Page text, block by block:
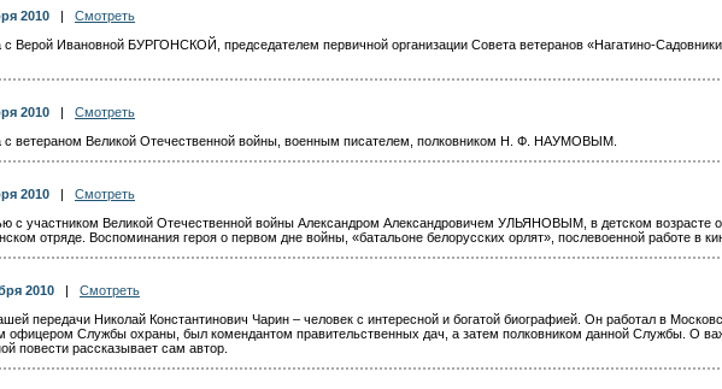
2010
Смотреть
с Верой Ивановной БУРГОНСКОЙ, председателем первичной организации Совета ветеранов «Нагатино-
2010
Смотреть
с ветераном Великой Отечественной войны, военным писателем, полковником Н. Ф. НАУМОВЫМ.
2010
Смотреть
с участником Великой Отечественной войны Александром Александровичем УЛЬЯНОВЫМ, в детском возрасте
отряде. Воспоминания героя о первом дне войны, «батальоне белорусских орлят», послевоенной работе в
2010
Смотреть
передачи Николай Константинович Чарин – человек с интересной и богатой биографией. Он работал в
офицером Службы охраны, был комендантом правительственных дач, а затем полковником данной Службы. О
повести рассказывает сам автор.